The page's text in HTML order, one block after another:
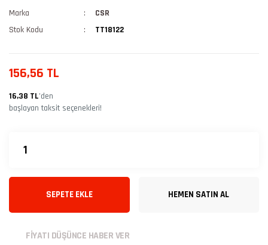
Marka
CSR
Stok Kodu
TT18122
156,56 TL
16,38 TL’den
başlayan taksit seçenekleri!
SEPETE EKLE HEMEN SATIN AL
FİYATI DÜŞÜNCE HABER VER